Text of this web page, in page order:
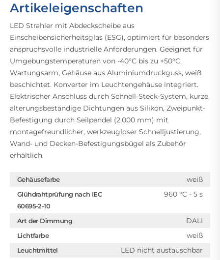
Artikeleigenschaften
LED Strahler mit Abdeckscheibe aus
Einscheibensicherheitsglas (ESG), optimiert für besonders
anspruchsvolle industrielle Anforderungen. Geeignet für
Umgebungstemperaturen von -40°C bis zu +50°C.
Wartungsarm, Gehäuse aus Aluminiumdruckguss, weiß
beschichtet. Konverter im Leuchtengehäuse integriert.
Elektrischer Anschluss durch Schnell-Steck-System, kurze,
alterungsbeständige Dichtungen aus Silikon, Zweipunkt-
Befestigung durch Seilpendel (2.000 mm) mit
montagefreundlicher, werkzeugloser Schnelljustierung,
Wand- und Decken-Befestigungsbügel als Zubehör
erhältlich.
Gehäusefarbe weiß
Glühdrahtprüfung nach IEC
60695-2-10
960 °C - 5 s
Art der Dimmung DALI
Lichtfarbe weiß
Leuchtmittel LED nicht austauschbar